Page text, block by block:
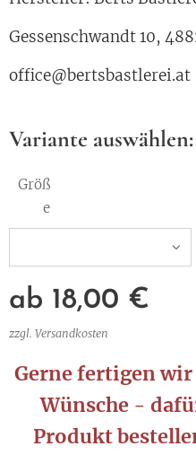
Gessenschwandt 10,
office@bertsbastlerei.at
Variante auswählen:
Größ
e
ab 18,00 €
zzgl. Versandkosten
Gerne fertigen
Wünsche -
Produkt